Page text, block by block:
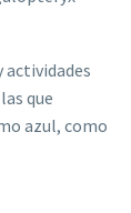
que
azul, como